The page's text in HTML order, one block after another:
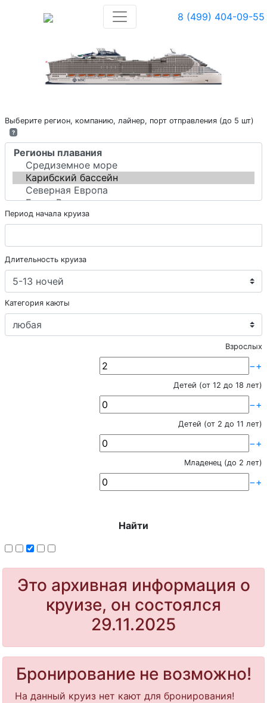
8 (499) 404-09-55
Выберите регион, компанию, лайнер, порт отправления (до 5 шт)
?
Период начала круиза
Длительность круиза
Категория каюты
Взрослых
−+
Детей (от 12 до 18 лет)
−+
Детей (от 2 до 11 лет)
−+
Младенец (до 2 лет)
−+
Найти
Это архивная информация о
круизе, он состоялся
29.11.2025
Бронирование не возможно!
На данный круиз нет кают для бронирования!